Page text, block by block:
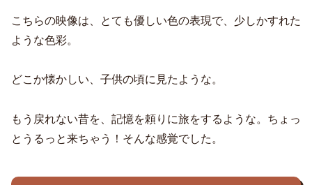
こちらの映像は、とても優しい色の表現で、少しかすれた
ような色彩。
どこか懐かしい、子供の頃に見たような。
もう戻れない昔を、記憶を頼りに旅をするような。ちょっ
とうるっと来ちゃう！そんな感覚でした。